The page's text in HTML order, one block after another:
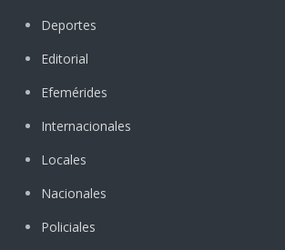
Deportes
Editorial
Efemérides
Internacionales
Locales
Nacionales
Policiales